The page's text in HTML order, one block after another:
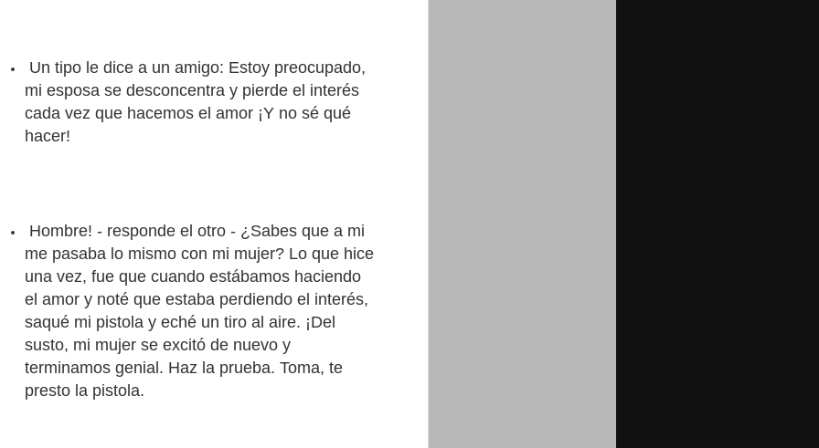
Un tipo le dice a un amigo: Estoy preocupado,
mi esposa se desconcentra y pierde el interés
cada vezque hacemos el amor ¡Y no sé qué
hacer!
Hombre! - responde el otro - ¿Sabes que a mi
me pasaba lo mismo con mi mujer? Lo que hice
una vez, fue que cuando estábamos haciendo
el amor y noté que estaba perdiendo el interés,
saqué mi pistola y eché un tiro al aire. ¡Del
susto, mi mujer se excitó de nuevo y
terminamos genial. Haz la prueba. Toma, te
presto la pistola.